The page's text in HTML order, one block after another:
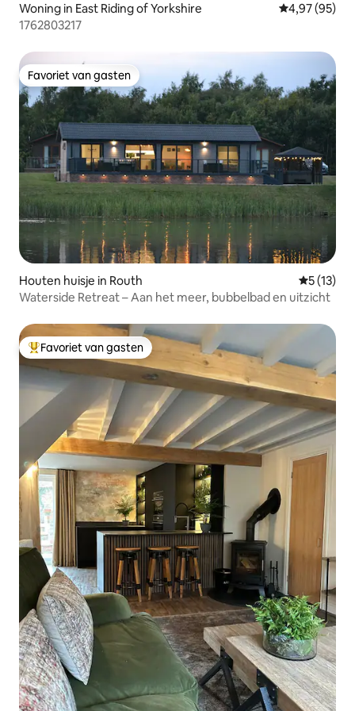
Woning in East Riding of Yorkshire Gemiddelde
4,97 (95)
1762803217
Favoriet van gasten
Favoriet van gasten
Houten huisje in Routh
5 (13)
Waterside Retreat – Aan het meer, bubbelbad en uitzicht
Topfavoriet van gasten
Favoriet van gasten